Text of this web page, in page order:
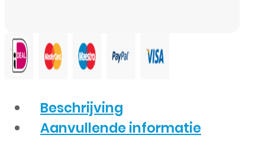
Beschrijving
Aanvullende informatie